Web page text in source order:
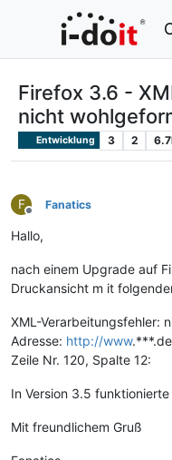
Firefox 3.6 -
nicht
Entwicklung 3 2
F
Offline
Fanatics
Hallo,
nach einem Upgrade auf
Druckansicht m it
XML-Verarbeitungsfehler:
Adresse: http://www
Zeile Nr. 120, Spalte 12:
In Version 3.5
Mit freundlichem Gruß